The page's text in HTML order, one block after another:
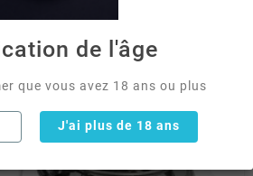
de l'âge
que vous avez 18 ans ou plus
J'ai plus de 18 ans